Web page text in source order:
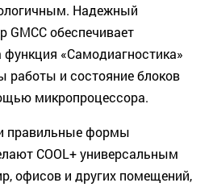
Надежный
GMCC обеспечивает
функция «Самодиагностика»
работы и состояние блоков
микропроцессора.
правильные формы
COOL+ универсальным
офисов и других помещений,